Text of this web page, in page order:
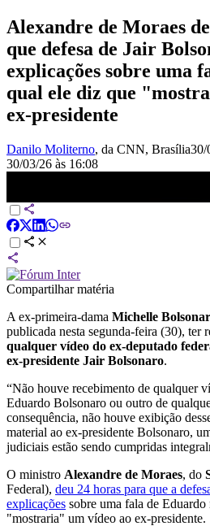
Alexandre de Moraes
que defesa de Jair
explicações sobre uma
qual ele diz que
ex-presidente
Danilo Moliterno, da CNN, Brasília30/
30/03/26 às 16:08
Compartilhar matéria
A ex-primeira-dama Michelle
publicada nesta segunda-feira (30), ter
qualquer vídeo do ex-deputado
ex-presidente Jair Bolsonaro.
“Não houve recebimento de qualquer
Eduardo Bolsonaro ou outro de
consequência, não houve exibição
material ao ex-presidente Bolsonaro,
judiciais estão sendo cumpridas
O ministro Alexandre de Moraes, do
Federal), deu 24 horas para que a
explicações sobre uma fala de
"mostraria" um vídeo ao ex-presidente.